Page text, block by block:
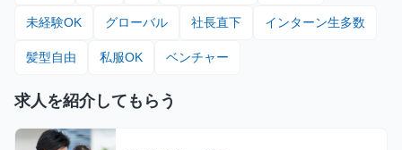
未経験OK グローバル 社長直下 インターン生多数
髪型自由 私服OK ベンチャー
求人を紹介してもらう